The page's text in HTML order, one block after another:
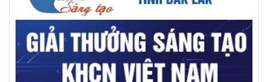
GS.VS.TSKH Trần Đình Long: Khoa học chỉ thật sự có giá trị
khi đến được với người dân
AILPA – Robot AI hỗ trợ người cao tuổi sống neo đơn
Kiện toàn nhân sự Trung tâm Tư vấn và dịch vụ KHCN tỉnh